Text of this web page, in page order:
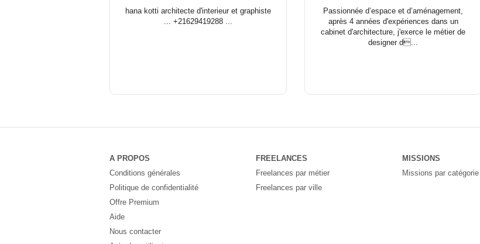
hana kotti architecte d'interieur et graphiste
... +21629419288 ...
Passionnée d’espace et d’aménagement,
après 4 années d'expériences dans un
cabinet d'architecture, j'exerce le métier de
designer d...
A PROPOS
Conditions générales
Politique de confidentialité
Offre Premium
Aide
Nous contacter
FREELANCES
Freelances par métier
Freelances par ville
MISSIONS
Missions par catégorie